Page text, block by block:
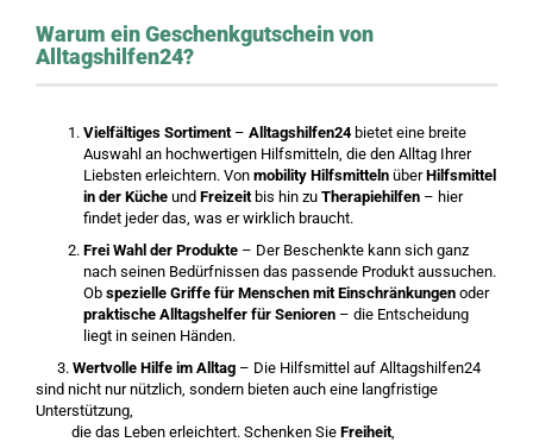
Warum ein Geschenkgutschein von
Alltagshilfen24?
Vielfältiges Sortiment– Alltagshilfen24bietet eine breite
Auswahl an hochwertigen Hilfsmitteln, die den Alltag Ihrer
Liebsten erleichtern. Von mobility Hilfsmitteln überHilfsmittel
in der Küche und Freizeitbis hin zu Therapiehilfen – hier
findet jeder das, was er wirklich braucht.
Frei Wahl der Produkte – Der Beschenkte kann sich ganz
nach seinen Bedürfnissen das passende Produkt aussuchen.
Ob spezielle Griffe für Menschen mit Einschränkungen oder
praktische Alltagshelfer für Senioren – die Entscheidung
liegt in seinen Händen.
3. Wertvolle Hilfe im Alltag – Die Hilfsmittel auf Alltagshilfen24
sind nicht nur nützlich, sondern bieten auch eine langfristige
Unterstützung,
die das Leben erleichtert. Schenken Sie Freiheit,